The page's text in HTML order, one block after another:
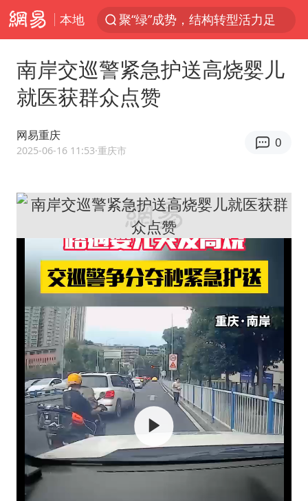
本地
聚“绿”成势，结构转型活力足
印度暴发金迪普拉病毒
陕西柞水突发泥石流致1死2失联
“梅姨”已是老年人 死刑或适用受限
“事业单位招聘不是人情买卖”
杭州一小区17楼玻璃幕墙爆裂
美国退回1000亿美元关税
闪电劈中电线炸出一条火花
李亚鹏向地铁吐血女孩捐99999元
李嫣近照曝光
新华社权威快报|我国编制完成新版全月地质图
曝张一鸣下死命令：不依赖AI蒸馏技术
中国经济展现强大韧性和活力
南岸交巡警紧急护送高烧婴儿
就医获群众点赞
网易重庆
2025-06-16 11:53·重庆市
0